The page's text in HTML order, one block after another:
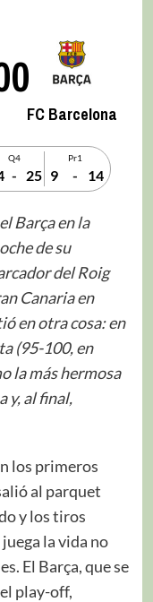
FC Barcelona
Q4
- 25
Pr1
9 - 14
Barça en la
de su
del Roig
Canaria en
en otra cosa: en
(95-100, en
la más hermosa
y, al final,
los primeros
al parquet
y los tiros
la vida no
El Barça, que se
play-off,